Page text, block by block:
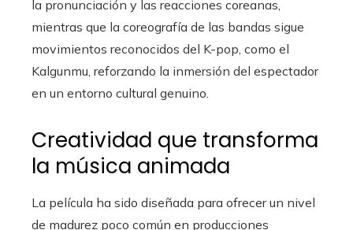
la pronunciación y las reacciones coreanas,
mientras que la coreografía de las bandas sigue
movimientos reconocidos del K-pop, como el
Kalgunmu, reforzando la inmersión del espectador
en un entorno cultural genuino.
Creatividad que transforma
la música animada
La película ha sido diseñada para ofrecer un nivel
de madurez poco común en producciones